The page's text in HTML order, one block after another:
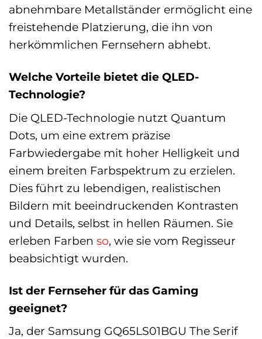
abnehmbare Metallständer ermöglicht eine
freistehende Platzierung, die ihn von
herkömmlichen Fernsehern abhebt.
Welche Vorteile bietet die QLED-
Technologie?
Die QLED-Technologie nutzt Quantum
Dots, um eine extrem präzise
Farbwiedergabe mit hoher Helligkeit und
einem breiten Farbspektrum zu erzielen.
Dies führt zu lebendigen, realistischen
Bildern mit beeindruckenden Kontrasten
und Details, selbst in hellen Räumen. Sie
erleben Farben so, wie sie vom Regisseur
beabsichtigt wurden.
Ist der Fernseher für das Gaming
geeignet?
Ja, der Samsung GQ65LS01BGU The Serif